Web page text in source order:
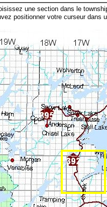
une section dans le
positionner votre curseur dans